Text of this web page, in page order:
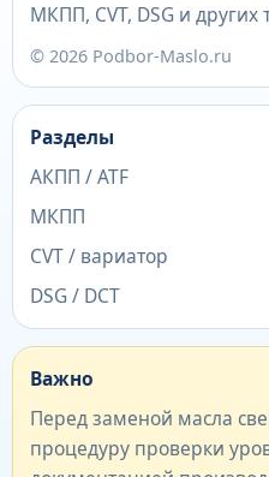
МКПП, CVT, DSG и
© 2026 Podbor-Maslo.ru
Разделы
АКПП / ATF
МКПП
CVT / вариатор
DSG / DCT
Важно
Перед заменой масла
процедуру проверки